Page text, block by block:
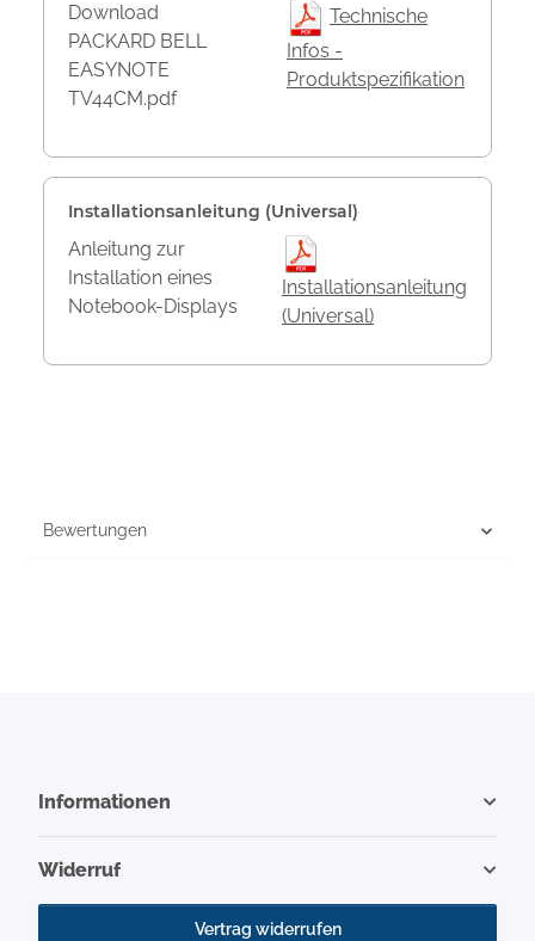
Download
PACKARD BELL
EASYNOTE
TV44CM.pdf
Technische
Infos -
Produktspezifikation
Installationsanleitung (Universal)
Anleitung zur
Installation eines
Notebook-Displays
Installationsanleitung
(Universal)
Bewertungen
Informationen
Widerruf
Vertrag widerrufen